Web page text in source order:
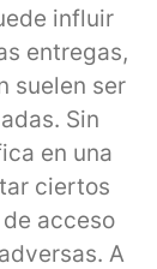
influir
entregas,
suelen ser
Sin
en una
ciertos
acceso
A